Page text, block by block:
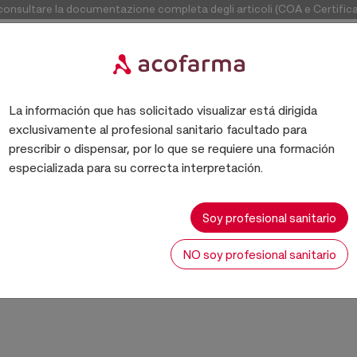
la documentazione completa degli articoli (COA e
CAPILARES
La información que has solicitado visualizar está dirigida
exclusivamente al profesional sanitario facultado para
prescribir o dispensar, por lo que se requiere una formación
especializada para su correcta interpretación.
Soy profesional sanitario
NO soy profesional sanitario